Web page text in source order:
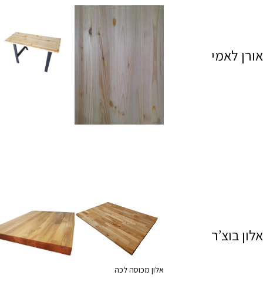
אורן לאמי
אלון בוצ’ר
אלון מכוסה לכה